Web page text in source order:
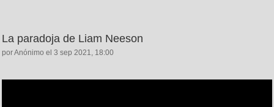
La paradoja de Liam Neeson
por Anónimo el 3 sep 2021, 18:00